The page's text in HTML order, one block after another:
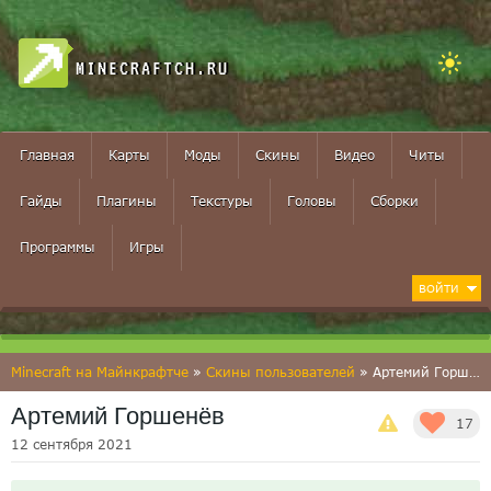
MINECRAFTCH.RU
Главная Карты Моды Скины Видео Читы
Гайды Плагины Текстуры Головы Сборки
Программы Игры
ВОЙТИ
Minecraft на Майнкрафтче » Скины пользователей » Артемий Горшенёв
17
Артемий Горшенёв
12 сентября 2021